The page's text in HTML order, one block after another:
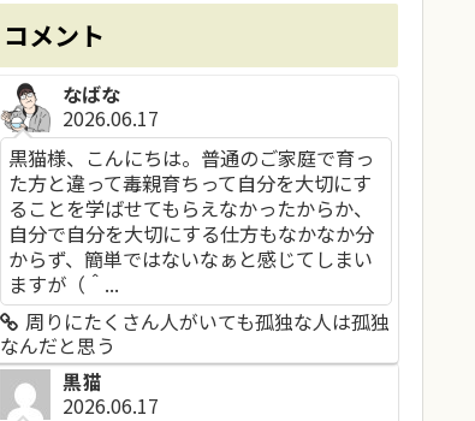
コメント
なばな
2026.06.17
黒猫様、こんにちは。普通のご家庭で育っ
た方と違って毒親育ちって自分を大切にす
ることを学ばせてもらえなかったからか、
自分で自分を大切にする仕方もなかなか分
からず、簡単ではないなぁと感じてしまい
ますが（＾...
周りにたくさん人がいても孤独な人は孤独
なんだと思う
黒猫
2026.06.17